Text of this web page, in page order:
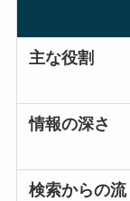
主な役割
情報の深さ
検索からの流